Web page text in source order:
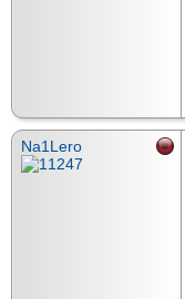
Na1Lero